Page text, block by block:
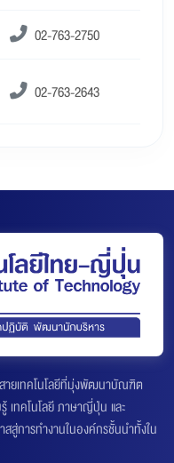
02-763-2750
02-763-2643
ายเทคโนโลยีที่มุ่งพัฒนาบัณฑิต
ทคโนโลยี ภาษาญี่ปุ่น และ
สู่การทำงานในองค์กรชั้นนำทั้งใน